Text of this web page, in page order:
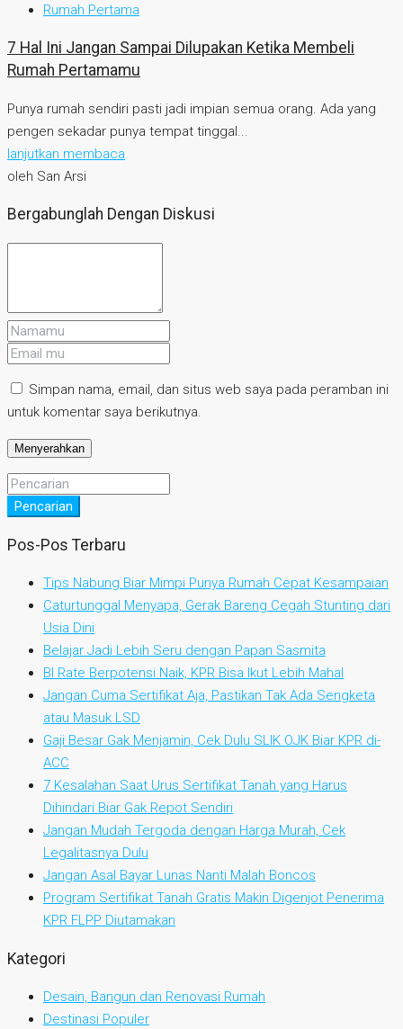
Rumah Pertama
7 Hal Ini Jangan Sampai Dilupakan Ketika Membeli
Rumah Pertamamu
Punya rumah sendiri pasti jadi impian semua orang. Ada yang
pengen sekadar punya tempat tinggal...
lanjutkan membaca
oleh San Arsi
Bergabunglah Dengan Diskusi
Simpan nama, email, dan situs web saya pada peramban ini
untuk komentar saya berikutnya.
Pencarian
Pos-Pos Terbaru
Tips Nabung Biar Mimpi Punya Rumah Cepat Kesampaian
Caturtunggal Menyapa, Gerak Bareng Cegah Stunting dari
Usia Dini
Belajar Jadi Lebih Seru dengan Papan Sasmita
BI Rate Berpotensi Naik, KPR Bisa Ikut Lebih Mahal
Jangan Cuma Sertifikat Aja, Pastikan Tak Ada Sengketa
atau Masuk LSD
Gaji Besar Gak Menjamin, Cek Dulu SLIK OJK Biar KPR di-
ACC
7 Kesalahan Saat Urus Sertifikat Tanah yang Harus
Dihindari Biar Gak Repot Sendiri
Jangan Mudah Tergoda dengan Harga Murah, Cek
Legalitasnya Dulu
Jangan Asal Bayar Lunas Nanti Malah Boncos
Program Sertifikat Tanah Gratis Makin Digenjot Penerima
KPR FLPP Diutamakan
Kategori
Desain, Bangun dan Renovasi Rumah
Destinasi Populer